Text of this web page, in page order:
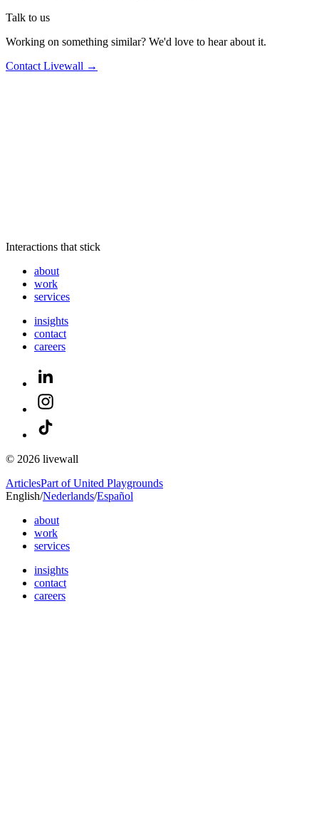
Talk to us
Working on something similar? We'd love to hear about it.
Contact Livewall →
Interactions that stick
about
work
services
insights
contact
careers
© 2026 livewall
ArticlesPart of United Playgrounds
English/Nederlands/Español
about
work
services
insights
contact
careers